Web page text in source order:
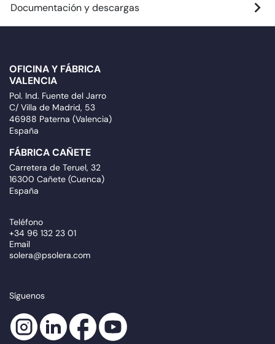
Documentación y descargas
OFICINA Y FÁBRICA
VALENCIA
Pol. Ind. Fuente del Jarro
C/ Villa de Madrid, 53
46988 Paterna (Valencia)
España
FÁBRICA CAÑETE
Carretera de Teruel, 32
16300 Cañete (Cuenca)
España
Teléfono
+34 96 132 23 01
Email
solera@psolera.com
Síguenos